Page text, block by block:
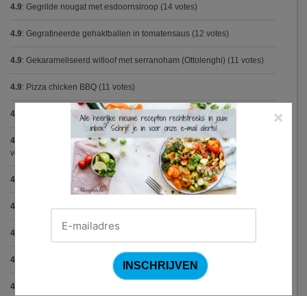
4.9: Gegrilde nougat met esdoornsiroop (14 votes)
4.9: Gegratineerde gehaktballen in tomatensaus (12 votes)
4.9: Gekarameliseerd witloof met serranoham (Ottolenghi) (11 votes)
4.9: Pizza chicken BBQ (11 votes)
4.9 Steak chimichurri (Gordon Ramsay)(10 votes)
4.9 Aspergepuree met garnalen en zure room (Piet Huysentruyt)
votes)
4.9 Konijn op Italiaanse wijze (9 votes)
4.9 Bloemkoolcurry(8 votes)
4.9
4.9 (7 votes)
4.9
×